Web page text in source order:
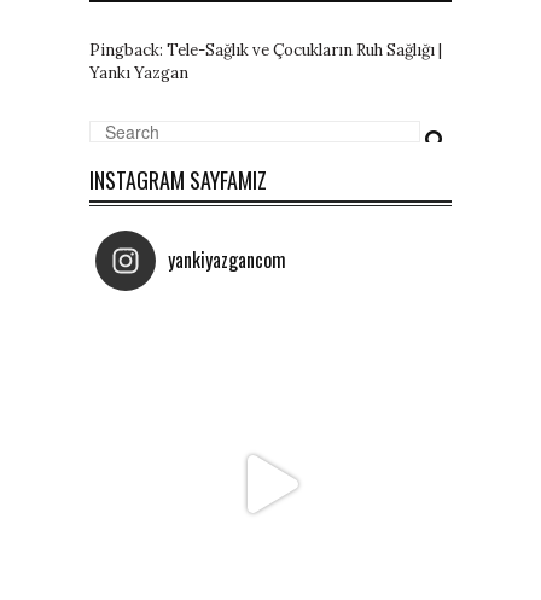
Pingback: Tele-Sağlık ve Çocukların Ruh Sağlığı |
Yankı Yazgan
INSTAGRAM SAYFAMIZ
yankiyazgancom